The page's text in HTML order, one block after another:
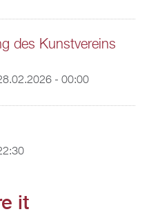
des Kunstvereins
- 00:00
it